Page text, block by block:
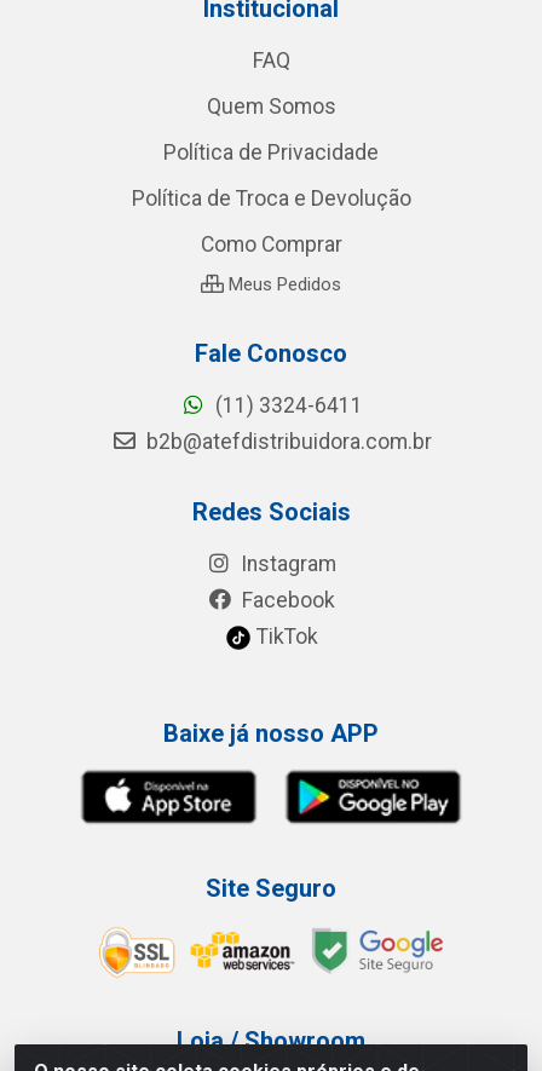
Institucional
FAQ
Quem Somos
Política de Privacidade
Política de Troca e Devolução
Como Comprar
Meus Pedidos
Fale Conosco
(11) 3324-6411
b2b@atefdistribuidora.com.br
Redes Sociais
Instagram
Facebook
TikTok
Baixe já nosso APP
Site Seguro
Loja / Showroom